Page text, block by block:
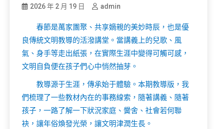
2026 年 2 月 19 日 admin
春節是萬家團聚、共享嫡親的美妙時辰，也是優
良傳統文明教導的活潑講堂。當講義上的兒歌、風
氣、身手等走出紙張，在實際生涯中變得可觸可感，
文明自負便在孩子們心中悄然抽芽。
教導源于生涯，傳承始于體驗。本期教導版，我
們梳理了一些教材內在的事務線索，隨著講義、隨著
孩子，一路了解一下狀況家庭、黌舍、社會若何聯
袂，讓年俗煥發光榮，讓文明津潤生長。